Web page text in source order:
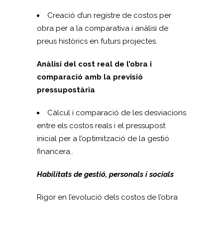
Creació d’un registre de costos per
obra per a la comparativa i anàlisi de
preus històrics en futurs projectes.
Anàlisi del cost real de l’obra i
comparació amb la previsió
pressupostària
Càlcul i comparació de les desviacions
entre els costos reals i el pressupost
inicial per a l’optimització de la gestió
financera..
Habilitats de gestió, personals i socials
Rigor en l’evolució dels costos de l’obra